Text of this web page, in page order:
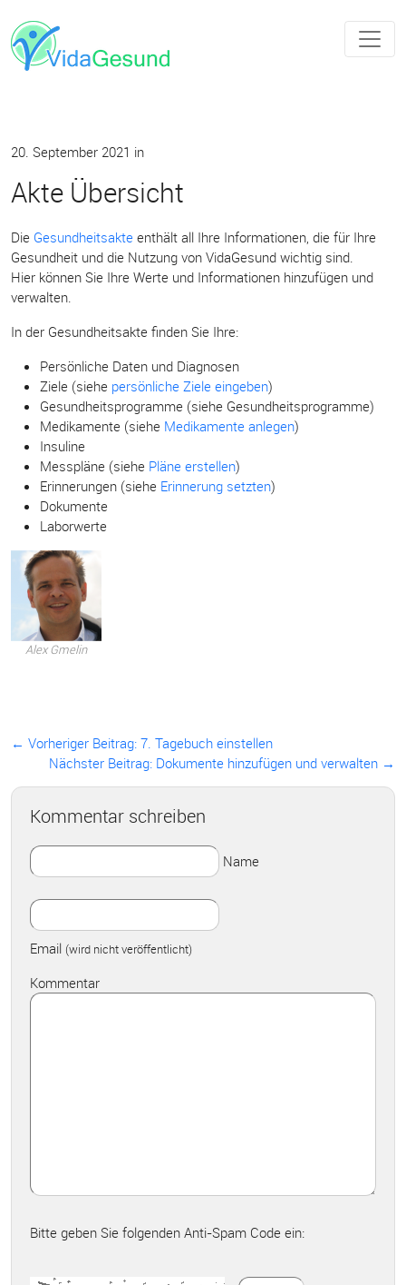
20. September 2021 in
Akte Übersicht
Die Gesundheitsakte enthält all Ihre Informationen, die für Ihre
Gesundheit und die Nutzung von VidaGesund wichtig sind.
Hier können Sie Ihre Werte und Informationen hinzufügen und
verwalten.
In der Gesundheitsakte finden Sie Ihre:
Persönliche Daten und Diagnosen
Ziele (siehe persönliche Ziele eingeben)
Gesundheitsprogramme (siehe Gesundheitsprogramme)
Medikamente (siehe Medikamente anlegen)
Insuline
Messpläne (siehe Pläne erstellen)
Erinnerungen (siehe Erinnerung setzten)
Dokumente
Laborwerte
Alex Gmelin
← Vorheriger Beitrag: 7. Tagebuch einstellen
Nächster Beitrag: Dokumente hinzufügen und verwalten →
Kommentar schreiben
Name
Email (wird nicht veröffentlicht)
Kommentar
Bitte geben Sie folgenden Anti-Spam Code ein: